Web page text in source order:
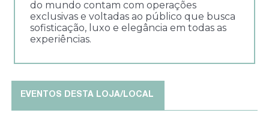
do mundo contam com operações
exclusivas e voltadas ao público que busca
sofisticação, luxo e elegância em todas as
experiências.
EVENTOS DESTA LOJA/LOCAL